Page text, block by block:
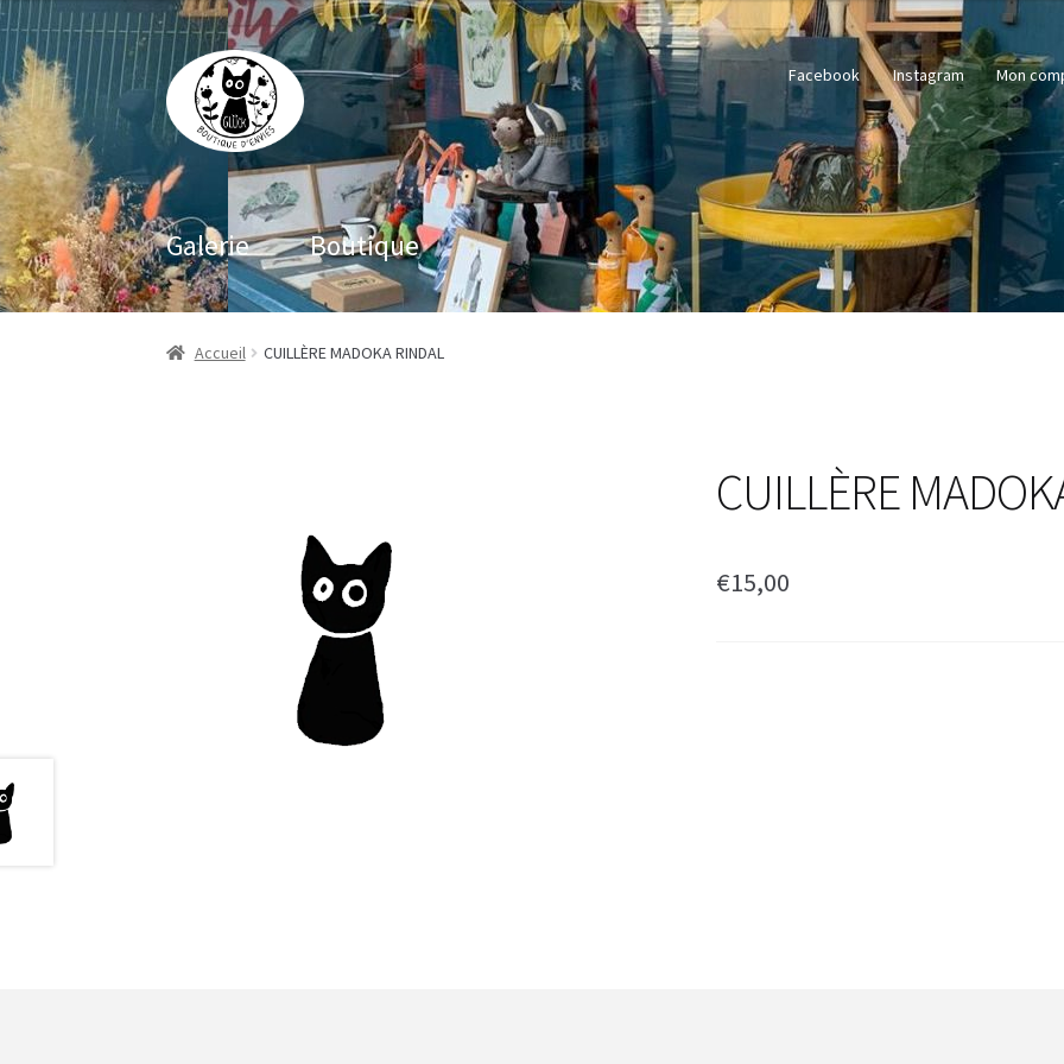
Aller
à
la
navigation
Aller
au
contenu
Facebook Instagram Mon
Galerie Boutique
Accueil CUILLÈRE MADOKA RINDAL
CUILLÈRE
€15,00